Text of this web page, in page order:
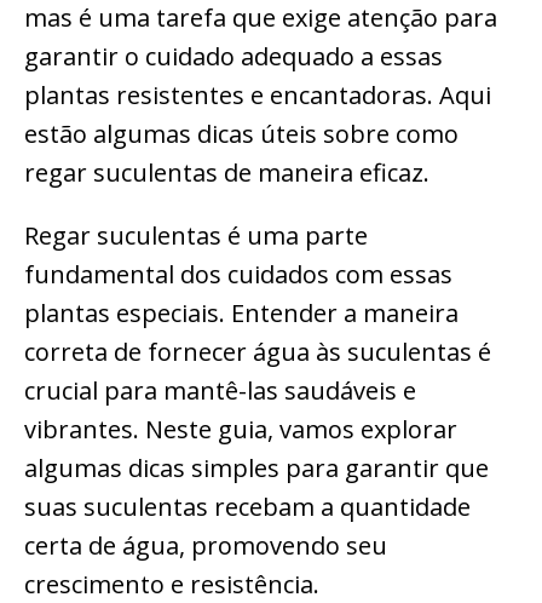
mas é uma tarefa que exige atenção para
garantir o cuidado adequado a essas
plantas resistentes e encantadoras. Aqui
estão algumas dicas úteis sobre como
regar suculentas de maneira eficaz.
Regar suculentas é uma parte
fundamental dos cuidados com essas
plantas especiais. Entender a maneira
correta de fornecer água às suculentas é
crucial para mantê-las saudáveis e
vibrantes. Neste guia, vamos explorar
algumas dicas simples para garantir que
suas suculentas recebam a quantidade
certa de água, promovendo seu
crescimento e resistência.